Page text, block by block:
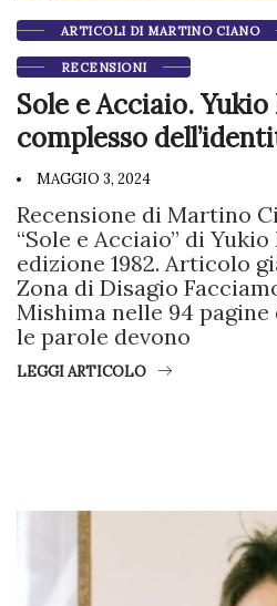
ARTICOLI DI MARTINO CIANO
RECENSIONI
Sole e Acciaio.
complesso
MAGGIO 3, 2024
Recensione di Martino
“Sole e Acciaio” di
edizione 1982. Articolo
Zona di Disagio
Mishima nelle 94 pagine
le parole devono
LEGGI ARTICOLO